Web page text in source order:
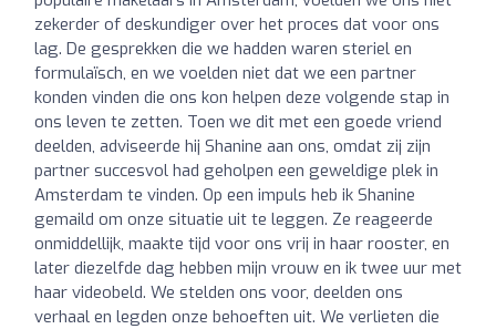
zekerder of deskundiger over het proces dat voor ons
lag. De gesprekken die we hadden waren steriel en
formulaïsch, en we voelden niet dat we een partner
konden vinden die ons kon helpen deze volgende stap in
ons leven te zetten. Toen we dit met een goede vriend
deelden, adviseerde hij Shanine aan ons, omdat zij zijn
partner succesvol had geholpen een geweldige plek in
Amsterdam te vinden. Op een impuls heb ik Shanine
gemaild om onze situatie uit te leggen. Ze reageerde
onmiddellijk, maakte tijd voor ons vrij in haar rooster, en
later diezelfde dag hebben mijn vrouw en ik twee uur met
haar videobeld. We stelden ons voor, deelden ons
verhaal en legden onze behoeften uit. We verlieten die